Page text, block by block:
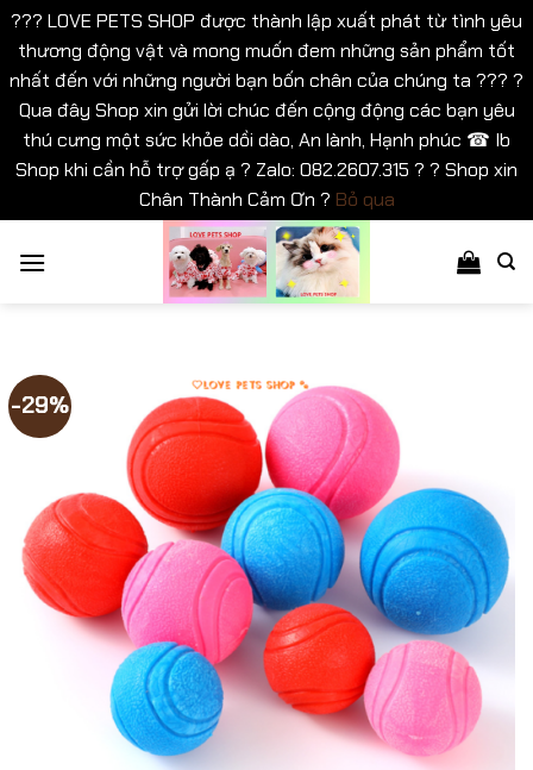
??? LOVE PETS SHOP được thành lập xuất phát từ tình yêu
thương động vật và mong muốn đem những sản phẩm tốt
nhất đến với những người bạn bốn chân của chúng ta ??? ?
Qua đây Shop xin gửi lời chúc đến cộng động các bạn yêu
thú cưng một sức khỏe dồi dào, An lành, Hạnh phúc ☎ Ib
Shop khi cần hỗ trợ gấp ạ ? Zalo: 082.2607.315 ? ? Shop xin
Chân Thành Cảm Ơn ? Bỏ qua
qua
-29%